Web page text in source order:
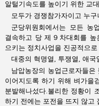
알털기속도를 높이기 위한 교
모두가 경쟁참가자이고 누
군당위원회에서는 모든 농
결속하고 당 제９차대회를 높
으키는 정치사업을 진공적으로
대중의 혁명열, 투쟁열, 애국
남압농장의 농업근로자들은
이어지도록 하기 위해 벼가을
분발해나섰다.불리한 정황이
하기 전에는 포전을 뜨지 않고